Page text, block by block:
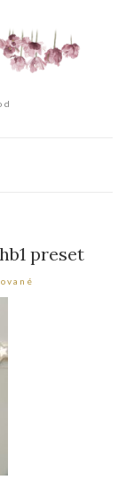
preset